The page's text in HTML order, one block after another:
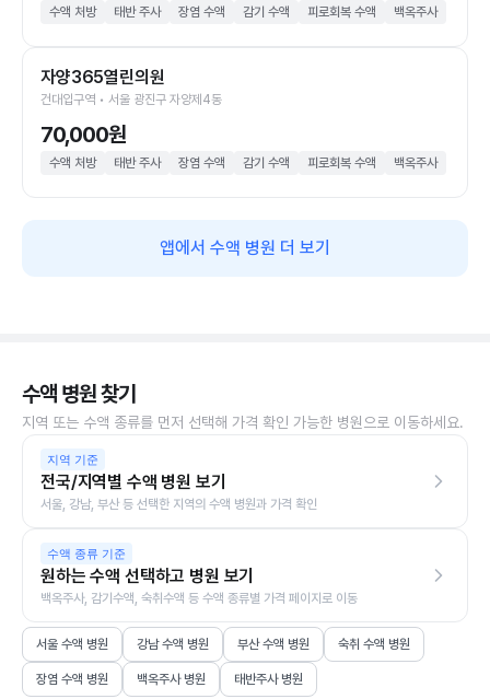
수액 처방 태반 주사 장염 수액 감기 수액 피로회복 수액 백옥주사
자양365열린의원
건대입구역 • 서울 광진구 자양제4동
70,000원
수액 처방 태반 주사 장염 수액 감기 수액 피로회복 수액 백옥주사
앱에서 수액 병원 더 보기
수액 병원 찾기
지역 또는 수액 종류를 먼저 선택해 가격 확인 가능한 병원으로 이동하세요.
지역 기준
전국/지역별 수액 병원 보기
서울, 강남, 부산 등 선택한 지역의 수액 병원과 가격 확인
수액 종류 기준
원하는 수액 선택하고 병원 보기
백옥주사, 감기수액, 숙취수액 등 수액 종류별 가격 페이지로 이동
서울 수액 병원 강남 수액 병원 부산 수액 병원 숙취 수액 병원
장염 수액 병원 백옥주사 병원 태반주사 병원